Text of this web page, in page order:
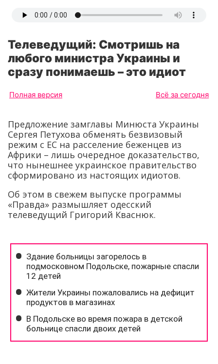
Телеведущий: Смотришь на
любого министра Украины и
сразу понимаешь – это идиот
Полная версия Всё за сегодня
Предложение замглавы Минюста Украины
Сергея Петухова обменять безвизовый
режим с ЕС на расселение беженцев из
Африки – лишь очередное доказательство,
что нынешнее украинское правительство
сформировано из настоящих идиотов.
Об этом в свежем выпуске программы
«Правда» размышляет одесский
телеведущий Григорий Кваснюк.